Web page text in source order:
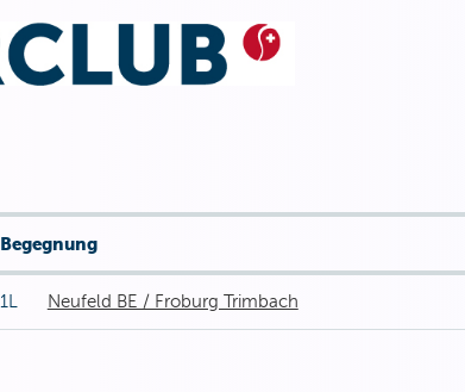
Begegnung
1L Neufeld BE / Froburg Trimbach